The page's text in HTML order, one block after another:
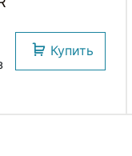
Купить